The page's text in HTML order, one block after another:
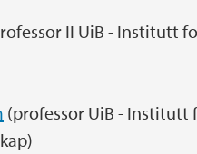
II UiB - Institutt
(professor UiB -